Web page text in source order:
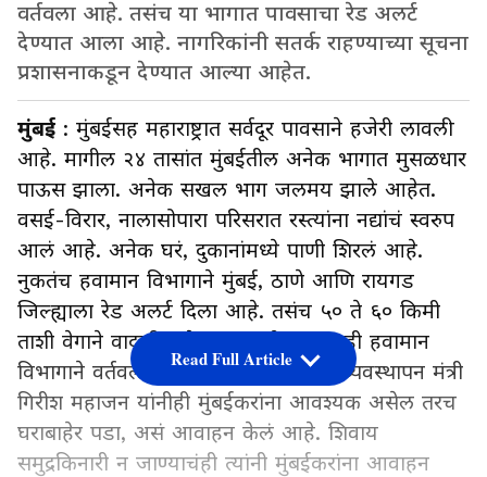
वर्तवला आहे. तसंच या भागात पावसाचा रेड अलर्ट
देण्यात आला आहे. नागरिकांनी सतर्क राहण्याच्या सूचना
प्रशासनाकडून देण्यात आल्या आहेत.
मुंबई : मुंबईसह महाराष्ट्रात सर्वदूर पावसाने हजेरी लावली
आहे. मागील २४ तासांत मुंबईतील अनेक भागात मुसळधार
पाऊस झाला. अनेक सखल भाग जलमय झाले आहेत.
वसई-विरार, नालासोपारा परिसरात रस्त्यांना नद्यांचं स्वरुप
आलं आहे. अनेक घरं, दुकानांमध्ये पाणी शिरलं आहे.
नुकतंच हवामान विभागाने मुंबई, ठाणे आणि रायगड
जिल्ह्याला रेड अलर्ट दिला आहे. तसंच ५० ते ६० किमी
ताशी वेगाने वादळी वारे वाहण्याची शक्यताही हवामान
विभागाने वर्तवली आहे. दुसरीकडे आपत्ती व्यवस्थापन मंत्री
गिरीश महाजन यांनीही मुंबईकरांना आवश्यक असेल तरच
घराबाहेर पडा, असं आवाहन केलं आहे. शिवाय
समुद्रकिनारी न जाण्याचंही त्यांनी मुंबईकरांना आवाहन
Read Full Article